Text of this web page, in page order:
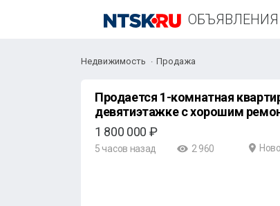
ОБЪЯВЛЕНИЯ
Недвижимость Продажа
Продается 1-комнатная
девятиэтажке с хорошим
1 800 000 ₽
5 часов назад 2 960